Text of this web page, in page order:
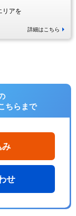
リアを
詳細はこちら
ちらまで
み
せ